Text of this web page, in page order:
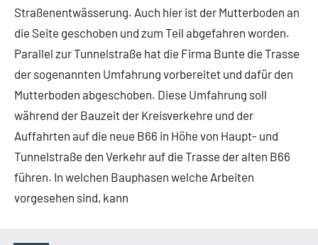
Straßenentwässerung. Auch hier ist der Mutterboden an
die Seite geschoben und zum Teil abgefahren worden.
Parallel zur Tunnelstraße hat die Firma Bunte die Trasse
der sogenannten Umfahrung vorbereitet und dafür den
Mutterboden abgeschoben. Diese Umfahrung soll
während der Bauzeit der Kreisverkehre und der
Auffahrten auf die neue B66 in Höhe von Haupt- und
Tunnelstraße den Verkehr auf die Trasse der alten B66
führen. In welchen Bauphasen welche Arbeiten
vorgesehen sind, kann